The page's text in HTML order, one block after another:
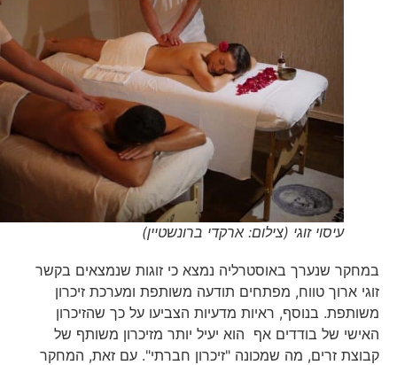
עיסוי זוגי (צילום: ארקדי ברונשטיין)
במחקר שנערך באוסטרליה נמצא כי זוגות שנמצאים בקשר
זוגי ארוך טווח, מפתחים תודעה משותפת ומערכת זיכרון
משותפת. בנוסף, ראיות מדעיות הצביעו על כך שהזיכרון
האישי של בודדים אף הוא יעיל יותר מזיכרון משותף של
קבוצת זרים, מה שמכונה "זיכרון חברתי". עם זאת, המחקר